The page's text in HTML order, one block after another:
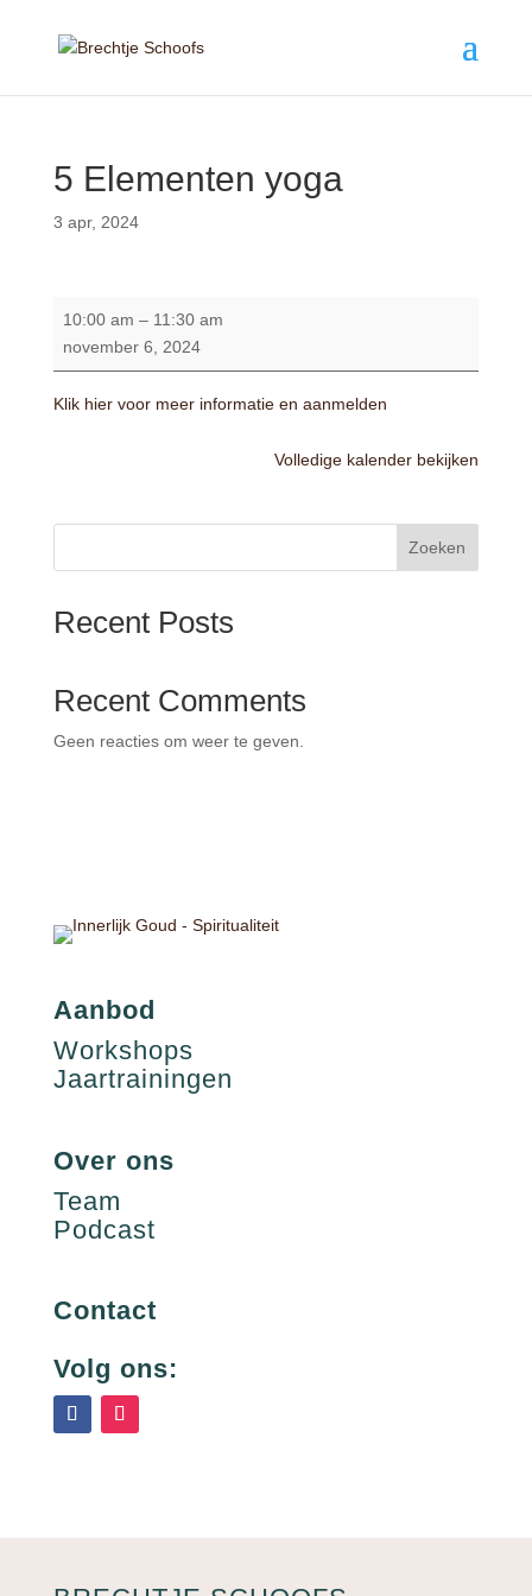
5 Elementen yoga
3 apr, 2024
10:00 am – 11:30 am
november 6, 2024
Klik hier voor meer informatie en aanmelden
Volledige kalender bekijken
Zoeken
Recent Posts
Recent Comments
Geen reacties om weer te geven.
Aanbod
Workshops
Jaartrainingen
Over ons
Team
Podcast
Contact
Volg ons: